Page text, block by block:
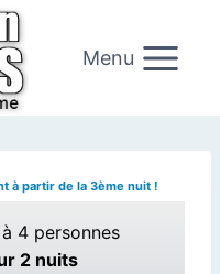
Menu
à partir de la 3ème nuit !
4 personnes
2 nuits